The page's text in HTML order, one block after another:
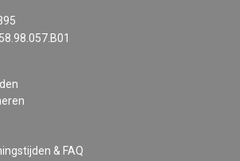
& FAQ